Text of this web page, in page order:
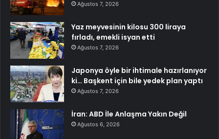
Ağustos 7, 2026
Yaz meyvesinin kilosu 300 liraya
fırladı, emekli isyan etti
Ağustos 7, 2026
Japonya öyle bir ihtimale hazırlanıyor
ki… Başkent için bile yedek plan yaptı
Ağustos 7, 2026
İran: ABD İle Anlaşma Yakın Değil
Ağustos 6, 2026